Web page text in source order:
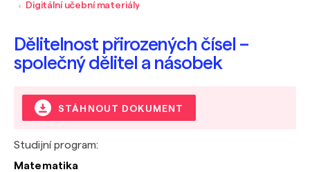
Digitální učební materiály
Dělitelnost přirozených čísel –
společný dělitel a násobek
STÁHNOUT DOKUMENT
Studijní program:
Matematika